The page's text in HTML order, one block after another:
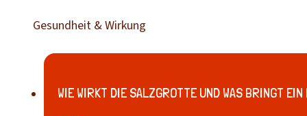
Gesundheit & Wirkung
WIE WIRKT DIE SALZGROTTE UND WAS BRINGT